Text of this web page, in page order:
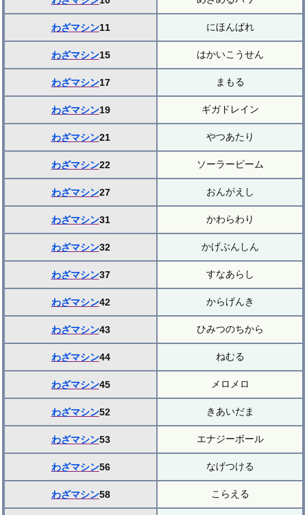
わざマシン11 にほんばれ
わざマシン15 はかいこうせん
わざマシン17 まもる
わざマシン19 ギガドレイン
わざマシン21 やつあたり
わざマシン22 ソーラービーム
わざマシン27 おんがえし
わざマシン31 かわらわり
わざマシン32 かげぶんしん
わざマシン37 すなあらし
わざマシン42 からげんき
わざマシン43 ひみつのちから
わざマシン44 ねむる
わざマシン45 メロメロ
わざマシン52 きあいだま
わざマシン53 エナジーボール
わざマシン56 なげつける
わざマシン58 こらえる